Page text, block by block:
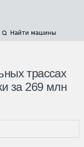
Найти машины
трассах
за 269 млн